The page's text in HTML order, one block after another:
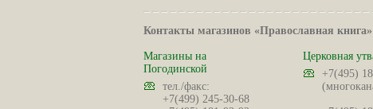
Контакты магазинов «Православная книга»
Магазины на
Погодинской
тел./факс:
+7(499) 245-30-68
Церковная
+7(495)